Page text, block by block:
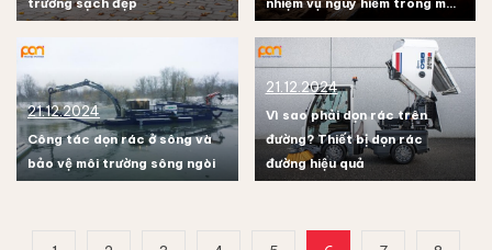
trường sạch đẹp
nhiệm vụ nguy hiểm trong môi
21.12.2024
Công tác dọn rác ở sông và
bảo vệ môi trường sông ngòi
21.12.2024
Vì sao phải dọn rác trên
đường? Thiết bị dọn rác
đường hiệu quả